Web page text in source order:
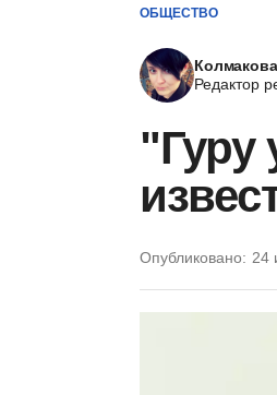
ОБЩЕСТВО
Редактор
"Гуру
Опубликовано: 24